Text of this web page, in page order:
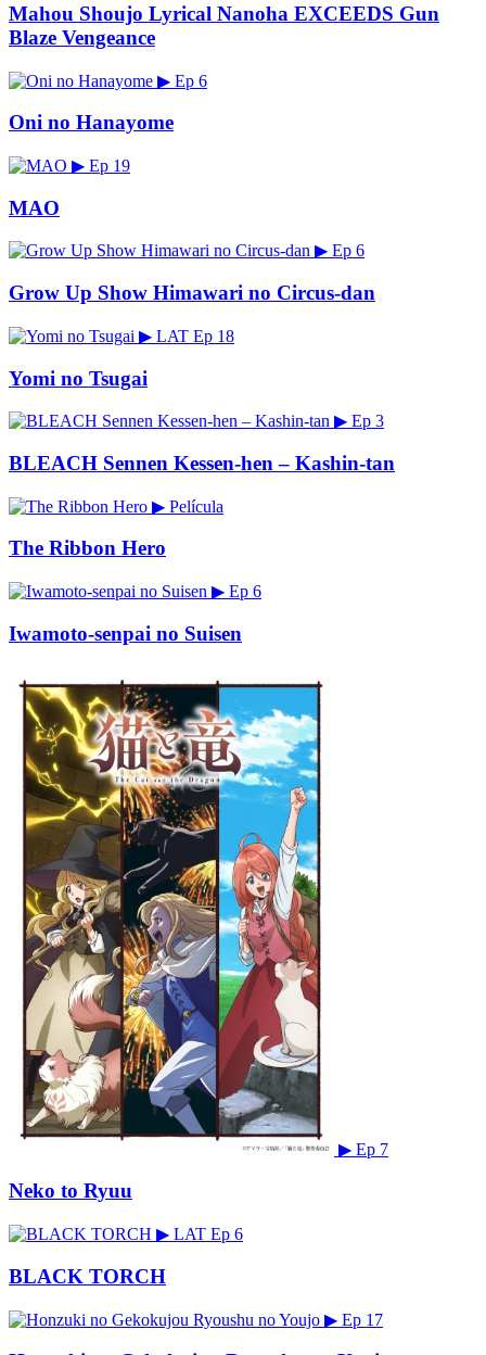
Mahou Shoujo Lyrical Nanoha EXCEEDS Gun
Blaze Vengeance
▶ Ep 6
Oni no Hanayome
▶ Ep 19
MAO
▶ Ep 6
Grow Up Show Himawari no Circus-dan
▶ LAT Ep 18
Yomi no Tsugai
▶ Ep 3
BLEACH Sennen Kessen-hen – Kashin-tan
▶ Película
The Ribbon Hero
▶ Ep 6
Iwamoto-senpai no Suisen
▶ Ep 7
Neko to Ryuu
▶ LAT Ep 6
BLACK TORCH
▶ Ep 17